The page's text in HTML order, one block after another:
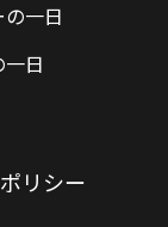
一日
日
リシー